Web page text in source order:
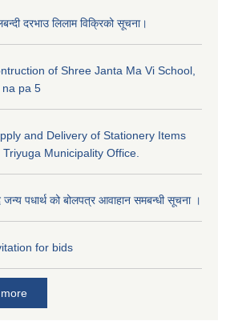
दरभाउ लिलाम विक्रिको सूचना।
of Shree Janta Ma Vi School,
na pa 5
and Delivery of Stationery Items
Triyuga Municipality Office.
जन्य पधार्थ को बोलपत्र आवाहान समबन्धी सूचना ।
for bids
more